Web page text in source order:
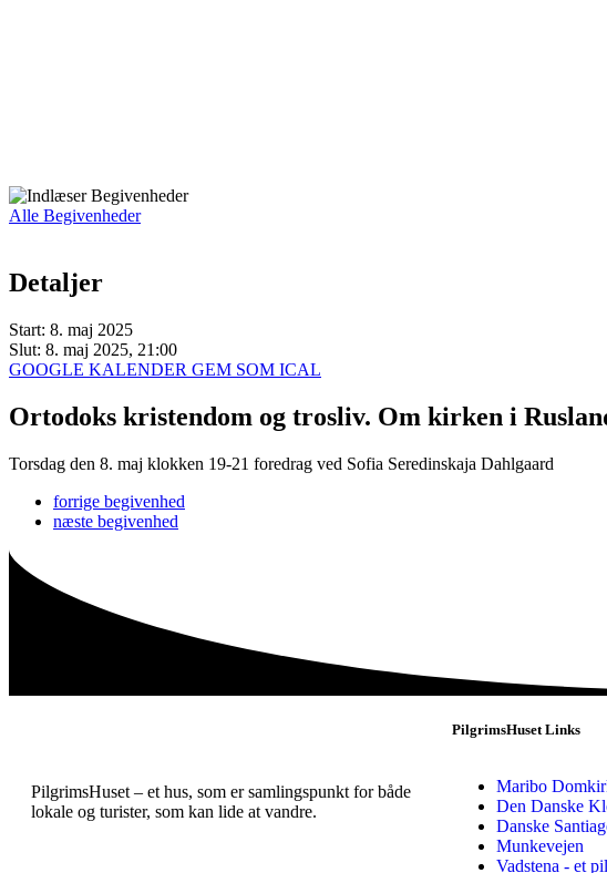
Alle Begivenheder
Detaljer
Start: 8. maj 2025
Slut: 8. maj 2025, 21:00
GOOGLE KALENDER GEM SOM ICAL
Ortodoks kristendom og trosliv. Om kirken i
Torsdag den 8. maj klokken 19-21 foredrag ved Sofia Seredinskaja Dahlgaard
forrige begivenhed
næste begivenhed
PilgrimsHuset – et hus, som er samlingspunkt for både
lokale og turister, som kan lide at vandre.
PilgrimsHuset Links
Maribo
Den Danske
Danske
Munkevejen
Vadstena - et